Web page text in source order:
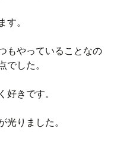
す。
もやっていることなの
でした。
好きです。
光りました。